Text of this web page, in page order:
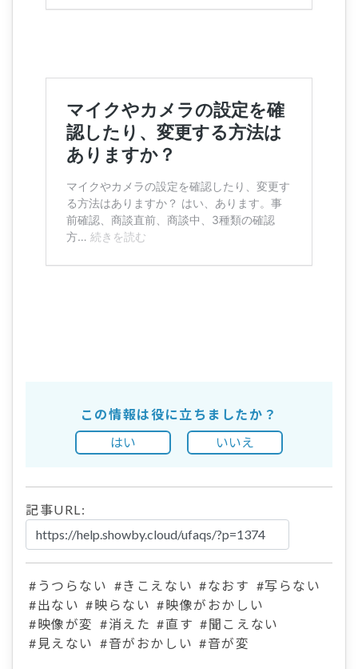
この情報は役に立ちましたか？
はい
いいえ
記事URL:
#うつらない #きこえない #なおす #写らない
#出ない #映らない #映像がおかしい
#映像が変 #消えた #直す #聞こえない
#見えない #音がおかしい #音が変